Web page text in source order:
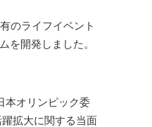
のライフイベント
を開発しました。
本オリンピック委
拡大に関する当面